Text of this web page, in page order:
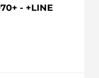
- +LINE